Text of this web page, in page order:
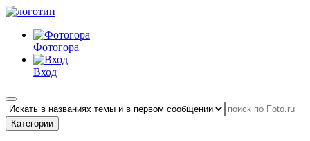
Фотогора
Вход
Категории